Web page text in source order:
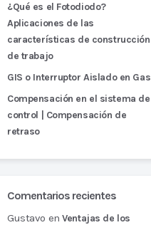
¿Qué es el Fotodiodo?
Aplicaciones de las
características de construcción
de trabajo
GIS o Interruptor Aislado en Gas
Compensación en el sistema de
control | Compensación de
retraso
Comentarios recientes
Gustavo enVentajas de los